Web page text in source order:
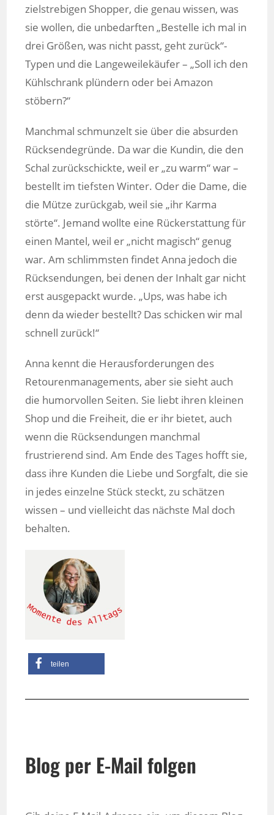
zielstrebigen Shopper, die genau wissen, was
sie wollen, die unbedarften „Bestelle ich mal in
drei Größen, was nicht passt, geht zurück“-
Typen und die Langeweilekäufer – „Soll ich den
Kühlschrank plündern oder bei Amazon
stöbern?“
Manchmal schmunzelt sie über die absurden
Rücksendegründe. Da war die Kundin, die den
Schal zurückschickte, weil er „zu warm“ war –
bestellt im tiefsten Winter. Oder die Dame, die
die Mütze zurückgab, weil sie „ihr Karma
störte“. Jemand wollte eine Rückerstattung für
einen Mantel, weil er „nicht magisch“ genug
war. Am schlimmsten findet Anna jedoch die
Rücksendungen, bei denen der Inhalt gar nicht
erst ausgepackt wurde. „Ups, was habe ich
denn da wieder bestellt? Das schicken wir mal
schnell zurück!“
Anna kennt die Herausforderungen des
Retourenmanagements, aber sie sieht auch
die humorvollen Seiten. Sie liebt ihren kleinen
Shop und die Freiheit, die er ihr bietet, auch
wenn die Rücksendungen manchmal
frustrierend sind. Am Ende des Tages hofft sie,
dass ihre Kunden die Liebe und Sorgfalt, die sie
in jedes einzelne Stück steckt, zu schätzen
wissen – und vielleicht das nächste Mal doch
behalten.
teilen
Blog per E-Mail folgen